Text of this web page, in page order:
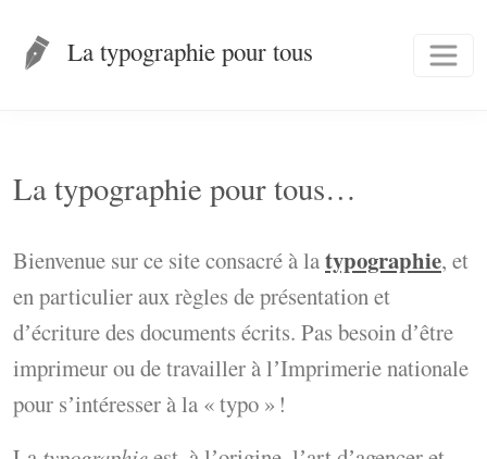
La typographie pour tous
La typographie pour tous…
Bienvenue sur ce site consacré à latypographie, et
en particulier aux règles de présentation et
dʼécriture des documents écrits. Pas besoin dʼêtre
imprimeur ou de travailler à lʼImprimerie nationale
pour sʼintéresser à la « typo » !